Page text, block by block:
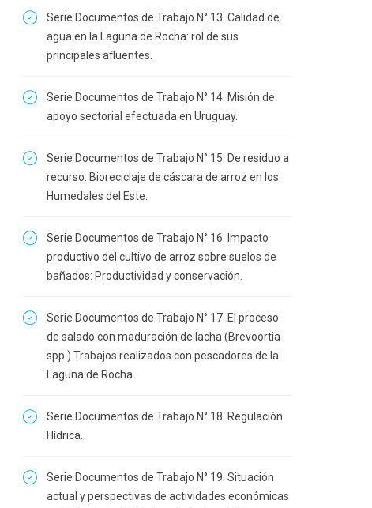
Serie Documentos de Trabajo N° 13. Calidad de
agua en la Laguna de Rocha: rol de sus
principales afluentes.
Serie Documentos de Trabajo N° 14. Misión de
apoyo sectorial efectuada en Uruguay.
Serie Documentos de Trabajo N° 15. De residuo a
recurso. Bioreciclaje de cáscara de arroz en los
Humedales del Este.
Serie Documentos de Trabajo N° 16. Impacto
productivo del cultivo de arroz sobre suelos de
bañados: Productividad y conservación.
Serie Documentos de Trabajo N° 17. El proceso
de salado con maduración de lacha (Brevoortia
spp.) Trabajos realizados con pescadores de la
Laguna de Rocha.
Serie Documentos de Trabajo N° 18. Regulación
Hídrica.
Serie Documentos de Trabajo N° 19. Situación
actual y perspectivas de actividades económicas